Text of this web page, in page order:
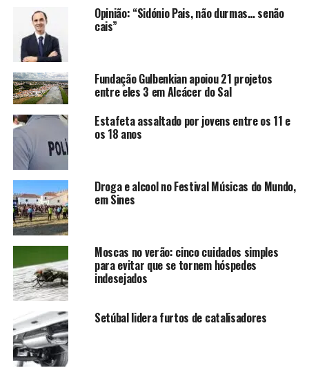
Opinião: “Sidónio Pais, não durmas… senão
cais”
Fundação Gulbenkian apoiou 21 projetos
entre eles 3 em Alcácer do Sal
Estafeta assaltado por jovens entre os 11 e
os 18 anos
Droga e alcool no Festival Músicas do Mundo,
em Sines
Moscas no verão: cinco cuidados simples
para evitar que se tornem hóspedes
indesejados
Setúbal lidera furtos de catalisadores